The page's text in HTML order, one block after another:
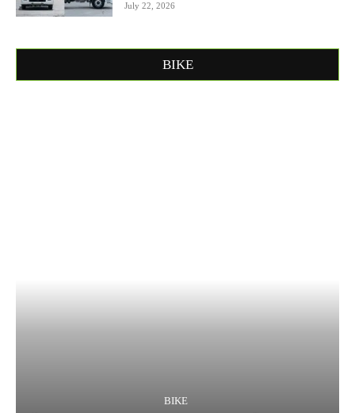
July 22, 2026
BIKE
BIKE